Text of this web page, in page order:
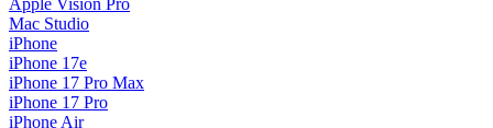
Apple Vision Pro
Mac Studio
iPhone
iPhone 17e
iPhone 17 Pro Max
iPhone 17 Pro
iPhone Air